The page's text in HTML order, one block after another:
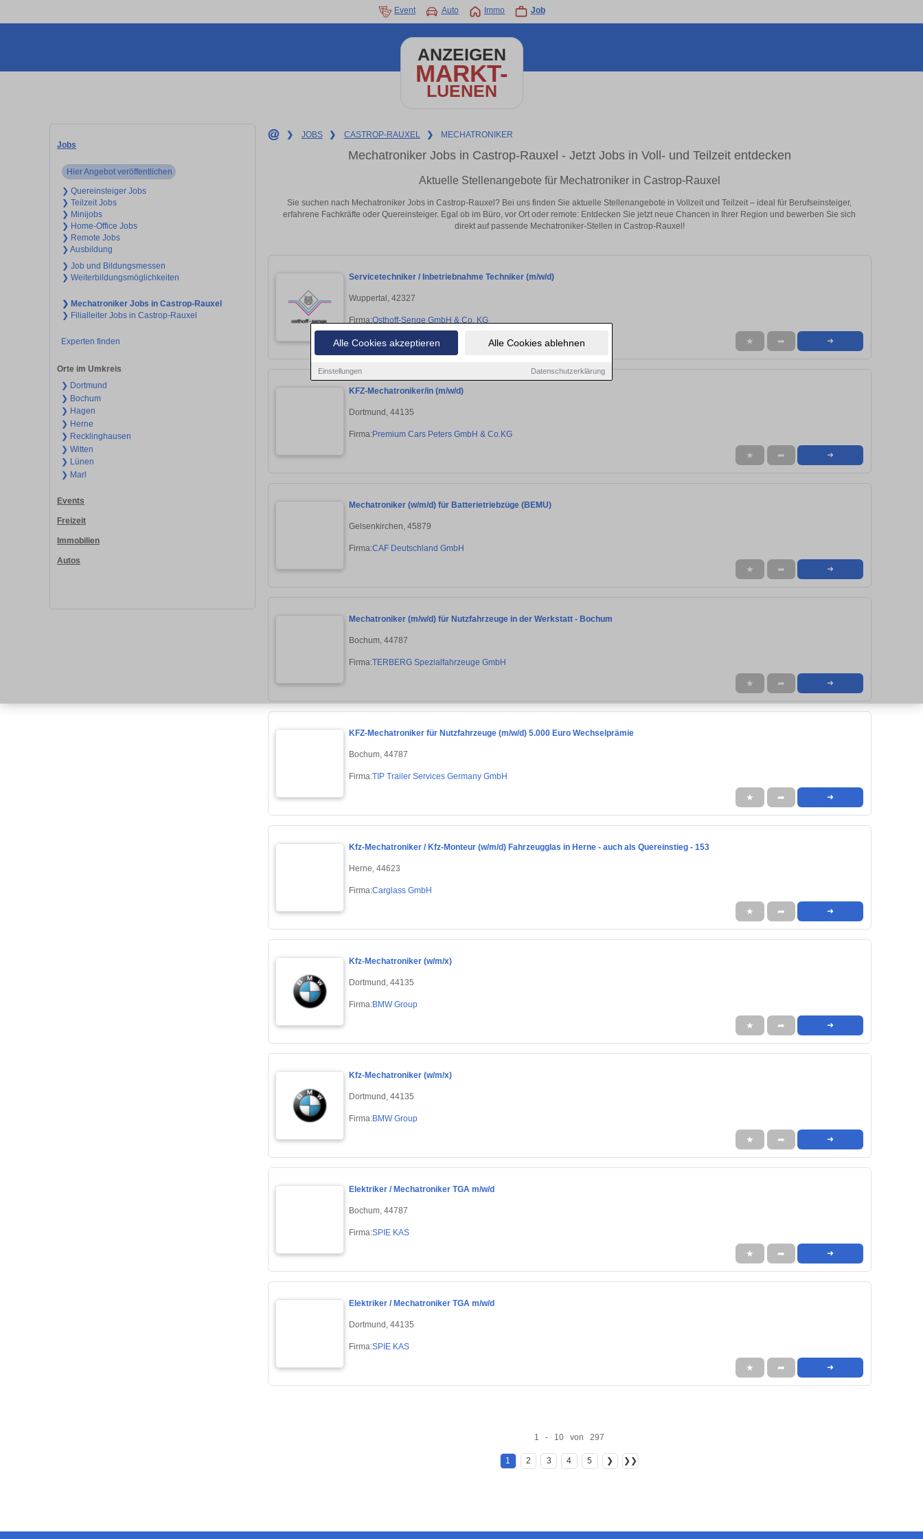
Alle Cookies akzeptieren Alle Cookies ablehnen
Einstellungen Datenschutzerklärung
Event Auto Immo Job
ANZEIGEN
MARKT-
LUENEN
Jobs
Hier Angebot veröffentlichen
❯ Quereinsteiger Jobs
❯ Teilzeit Jobs
❯ Minijobs
❯ Home-Office Jobs
❯ Remote Jobs
❯ Ausbildung
❯ Job und Bildungsmessen
❯ Weiterbildungsmöglichkeiten
❯ Mechatroniker Jobs in Castrop-Rauxel
❯ Filialleiter Jobs in Castrop-Rauxel
Experten finden
Orte im Umkreis
❯ Dortmund
❯ Bochum
❯ Hagen
❯ Herne
❯ Recklinghausen
❯ Witten
❯ Lünen
❯ Marl
Events
Freizeit
Immobilien
Autos
❯ JOBS ❯ CASTROP-RAUXEL ❯ MECHATRONIKER
Mechatroniker Jobs in Castrop-Rauxel - Jetzt Jobs in Voll- und Teilzeit entdecken
Aktuelle Stellenangebote für Mechatroniker in Castrop-Rauxel
Sie suchen nach Mechatroniker Jobs in Castrop-Rauxel? Bei uns finden Sie aktuelle Stellenangebote in Vollzeit und Teilzeit – ideal für Berufseinsteiger,
erfahrene Fachkräfte oder Quereinsteiger. Egal ob im Büro, vor Ort oder remote: Entdecken Sie jetzt neue Chancen in Ihrer Region und bewerben Sie sich
direkt auf passende Mechatroniker-Stellen in Castrop-Rauxel!
Servicetechniker / Inbetriebnahme Techniker (m/w/d)
Wuppertal, 42327
Firma:Osthoff-Senge GmbH & Co. KG
★ ➦ ➜
KFZ-Mechatroniker/in (m/w/d)
Dortmund, 44135
Firma:Premium Cars Peters GmbH & Co.KG
★ ➦ ➜
Mechatroniker (w/m/d) für Batterietriebzüge (BEMU)
Gelsenkirchen, 45879
Firma:CAF Deutschland GmbH
★ ➦ ➜
Mechatroniker (m/w/d) für Nutzfahrzeuge in der Werkstatt - Bochum
Bochum, 44787
Firma:TERBERG Spezialfahrzeuge GmbH
★ ➦ ➜
KFZ-Mechatroniker für Nutzfahrzeuge (m/w/d) 5.000 Euro Wechselprämie
Bochum, 44787
Firma:TIP Trailer Services Germany GmbH
★ ➦ ➜
Kfz-Mechatroniker / Kfz-Monteur (w/m/d) Fahrzeugglas in Herne - auch als Quereinstieg - 153
Herne, 44623
Firma:Carglass GmbH
★ ➦ ➜
Kfz-Mechatroniker (w/m/x)
Dortmund, 44135
Firma:BMW Group
★ ➦ ➜
Kfz-Mechatroniker (w/m/x)
Dortmund, 44135
Firma:BMW Group
★ ➦ ➜
Elektriker / Mechatroniker TGA m/w/d
Bochum, 44787
Firma:SPIE KAS
★ ➦ ➜
Elektriker / Mechatroniker TGA m/w/d
Dortmund, 44135
Firma:SPIE KAS
★ ➦ ➜
1 - 10 von 297
1 2 3 4 5 ❯ ❯❯